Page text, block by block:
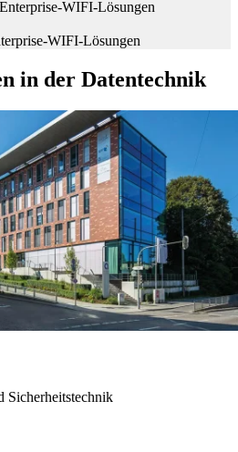
WIFI-Lösungen
in der Datentechnik
Sicherheitstechnik